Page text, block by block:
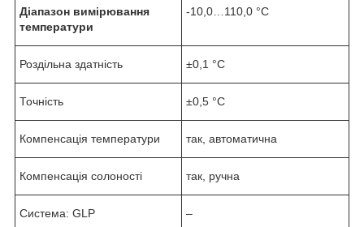
Діапазон вимірювання
температури
-10,0…110,0 °C
Роздільна здатність ±0,1 °C
Точність ±0,5 °C
Компенсація температури так, автоматична
Компенсація солоності так, ручна
Система: GLP –